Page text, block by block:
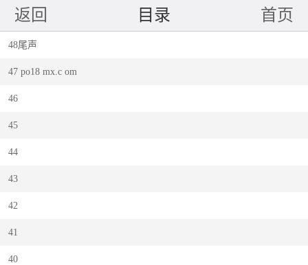
返回 目录 首页
40
41
42
43
44
45
46
47 po18 mx.c om
48尾声